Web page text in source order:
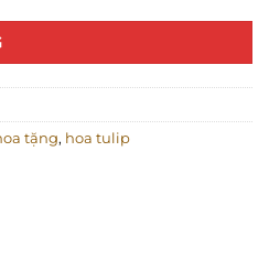
tặng, hoa tulip